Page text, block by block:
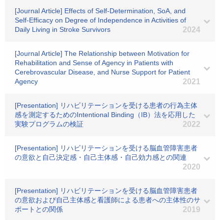
[Journal Article] Effects of Self-Determination, SoA, and
Self-Efficacy on Degree of Independence in Activities of
Daily Living in Stroke Survivors
2024
[Journal Article] The Relationship between Motivation for
Rehabilitation and Sense of Agency in Patients with
Cerebrovascular Disease, and Nurse Support for Patient
Agency
2021
[Presentation] リハビリテーションを受ける患者の行為主体
感を測定するためのIntentional Binding（IB）法を応用した
実験プログラムの検証
2022
[Presentation] リハビリテーションを受ける脳血管障害患者
の意欲と自己決定感・自己主体感・自己効力感との関連
2020
[Presentation] リハビリテーションを受ける脳血管障害患者
の意欲および自己主体感と看護師による患者への主体性のサ
ポートとの関係
2019